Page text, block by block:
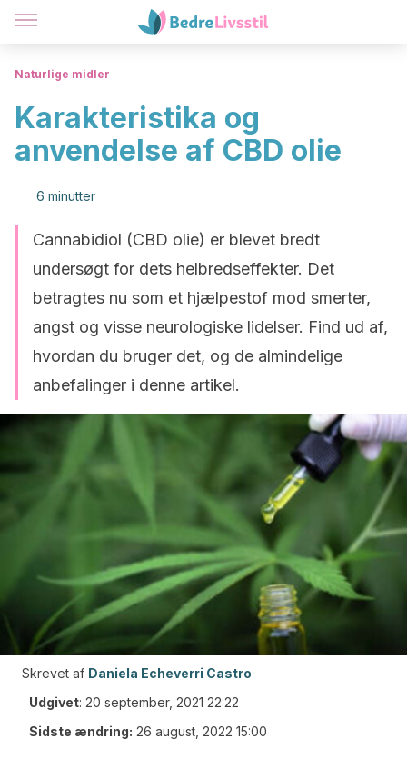
Naturlige midler
Karakteristika og
anvendelse af CBD olie
6 minutter
Cannabidiol (CBD olie) er blevet bredt
undersøgt for dets helbredseffekter. Det
betragtes nu som et hjælpestof mod smerter,
angst og visse neurologiske lidelser. Find ud af,
hvordan du bruger det, og de almindelige
anbefalinger i denne artikel.
Skrevet af Daniela Echeverri Castro
Udgivet: 20 september, 2021 22:22
Sidste ændring: 26 august, 2022 15:00